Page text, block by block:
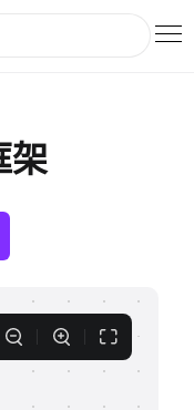
架